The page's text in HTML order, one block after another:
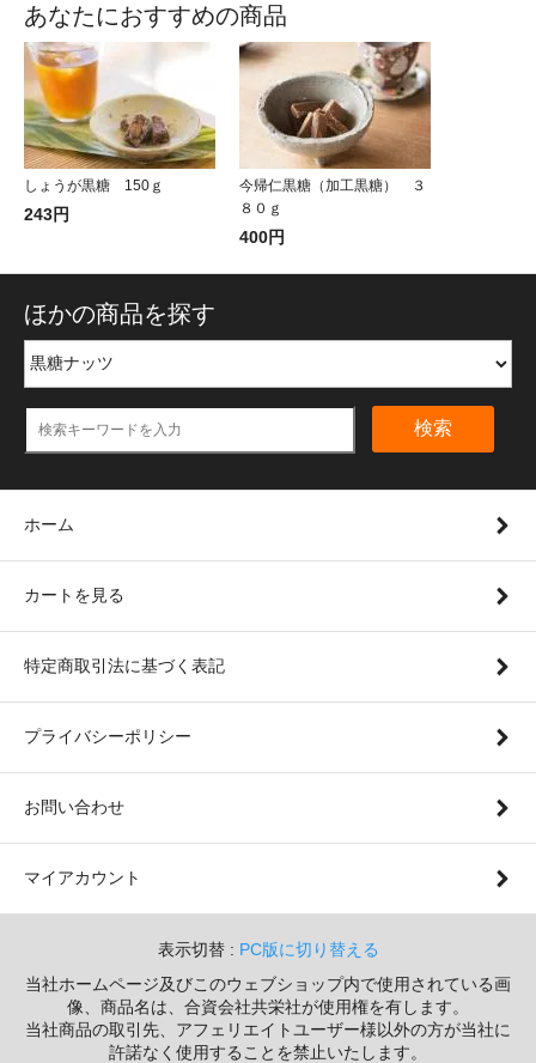
あなたにおすすめの商品
しょうが黒糖 150ｇ
243円
今帰仁黒糖（加工黒糖） ３
８０ｇ
400円
ほかの商品を探す
検索
ホーム
カートを見る
特定商取引法に基づく表記
プライバシーポリシー
お問い合わせ
マイアカウント
表示切替 : PC版に切り替える
当社ホームページ及びこのウェブショップ内で使用されている画
像、商品名は、合資会社共栄社が使用権を有します。
当社商品の取引先、アフェリエイトユーザー様以外の方が当社に
許諾なく使用することを禁止いたします。